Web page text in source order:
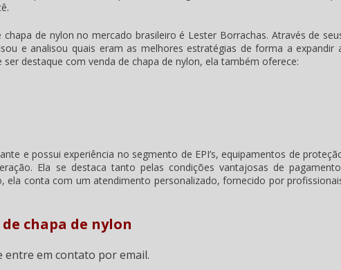
chapa de nylon no mercado brasileiro é Lester Borrachas. Através de
e analisou quais eram as melhores estratégias de forma a expandir
ser destaque com venda de chapa de nylon, ela também oferece:
e possui experiência no segmento de EPI’s, equipamentos de
Ela se destaca tanto pelas condições vantajosas de
ela conta com um atendimento personalizado, fornecido por
chapa de nylon
entre em contato por email.